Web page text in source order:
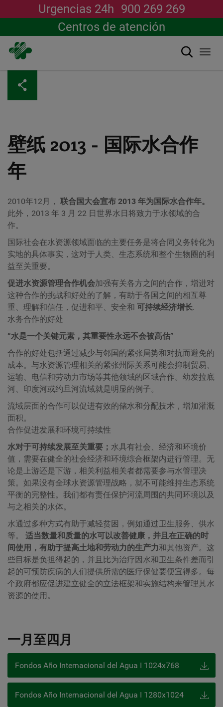
主
Urgencias 24h 900 269 269
Centros de atención
搜索
壁纸 2013 - 国际水合作
年
2010年12月， 联合国大会宣布 2013 年为国际水合作年。
此外，2013 年 3 月 22 日世界水日将致力于水领域的合
作。
国际社会在水资源领域面临的主要任务是将合同义务转化为
实地的具体事实，这对于人类、生态系统和整个生物圈的利
益至关重要。
促进水资源管理合作机会加强有关各方之间的合作，增进对
这种合作的挑战和好处的了解，有助于各国之间的相互尊
重、理解和信任，促进和平、安全和 可持续经济增长.
水务合作的好处
“水是一个关键元素，其重要性永远不会被高估”
合作的好处包括通过减少与邻国的紧张局势和对抗而避免的
成本。与水资源管理相关的紧张州际关系可能会抑制贸易、
运输、电信和劳动力市场等其他领域的区域合作。幼发拉底
河、印度河或约旦河流域就是明显的例子。
流域层面的合作可以促进有效的储水和分配技术，增加灌溉
面积。
合作促进发展和环境可持续性
水对于可持续发展至关重要； 水具有社会、经济和环境价
值，需要在健全的社会经济和环境综合框架内进行管理。无
论是上游还是下游，相关利益相关者都需要参与水管理决
策。如果没有全球水资源管理战略，就不可能维持生态系统
平衡的完整性。我们都有责任保护河流周围的共同环境以及
与之相关的水体。
水通过多种方式有助于减轻贫困，例如通过卫生服务、供水
等。 适当数量和质量的水可以改善健康，并且在正确的时
间使用，有助于提高土地和劳动力的生产力和其他资产。这
些目标是负担得起的，并且比为治疗因水和卫生条件差而引
起的可预防疾病的人们提供所需的医疗保健要便宜得多。每
个政府都应促进建立健全的立法框架和实施结构来管理其水
资源的使用。
一月至四月
Fondos Año Internacional del Agua I 1024x768
Fondos Año Internacional del Agua I 1280x1024